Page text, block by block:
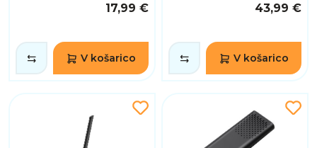
17,99 €
V košarico
43,99 €
V košarico